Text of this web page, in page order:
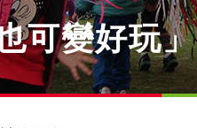
可變好玩」